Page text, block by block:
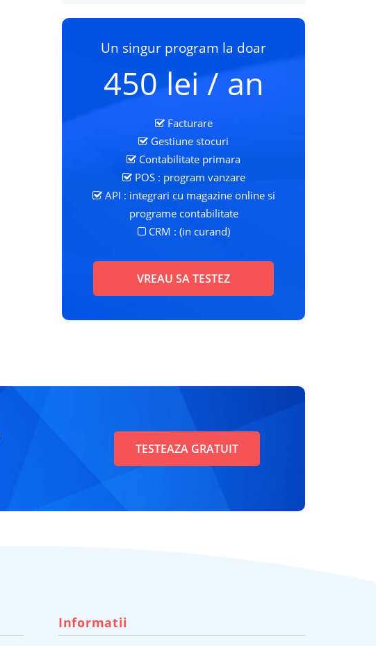
Un singur program la doar
450 lei / an
Facturare
Gestiune stocuri
Contabilitate primara
POS : program vanzare
API : integrari cu magazine online si
programe contabilitate
CRM : (in curand)
VREAU SA TESTEZ
TESTEAZA GRATUIT
Informatii